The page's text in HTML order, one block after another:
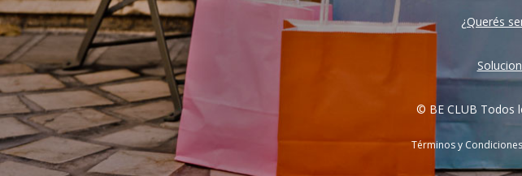
¿Querés
© BE CLUB Todos
Términos y Condiciones